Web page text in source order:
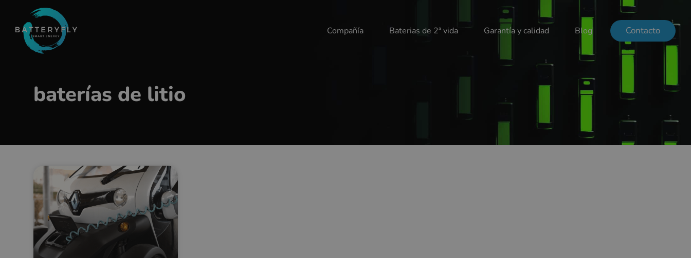
Compañía Baterias de 2ª vida Garantía y calidad Blog Contacto
baterías de litio